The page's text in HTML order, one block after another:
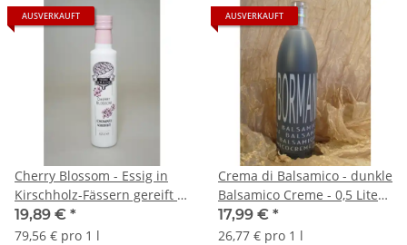
AUSVERKAUFT
Cherry Blossom - Essig in
Kirschholz-Fässern gereift -
0,25 Liter - Terre Bormane
19,89 € *
79,56 € pro 1 l
AUSVERKAUFT
Crema di Balsamico - dunkle
Balsamico Creme - 0,5 Liter -
Terre Bormane
17,99 € *
26,77 € pro 1 l